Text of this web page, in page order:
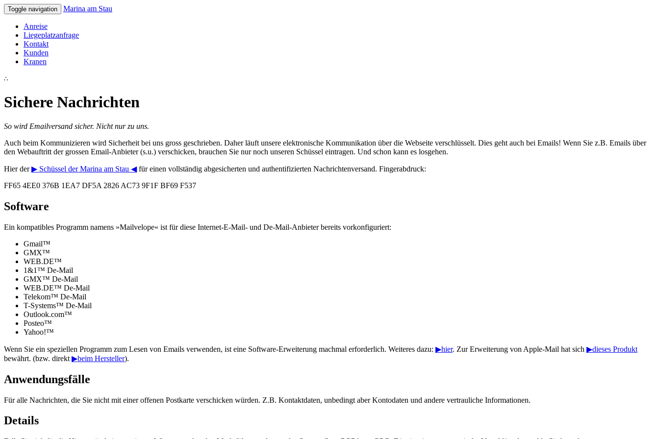
Toggle navigation Marina am Stau
Anreise
Liegeplatzanfrage
Kontakt
Kunden
Kranen
∴
Sichere Nachrichten
So wird Emailversand sicher. Nicht nur zu uns.
Auch beim Kommunizieren wird Sicherheit bei uns gross geschrieben. Daher läuft unsere elektronische Kommunikation über die Webseite verschlüsselt. Dies geht auch bei Emails! Wenn Sie z.B. Emails über
den Webauftritt der grossen Email-Anbieter (s.u.) verschicken, brauchen Sie nur noch unseren Schüssel eintragen. Und schon kann es losgehen.
Hier der▶ Schüssel der Marina am Stau ◀für einen vollständig abgesicherten und authentifizierten Nachrichtenversand. Fingerabdruck:
FF65 4EE0 376B 1EA7 DF5A 2826 AC73 9F1F BF69 F537
Software
Ein kompatibles Programm namens »Mailvelope« ist für diese Internet-E-Mail- und De-Mail-Anbieter bereits vorkonfiguriert:
Gmail™
GMX™
WEB.DE™
1&1™ De-Mail
GMX™ De-Mail
WEB.DE™ De-Mail
Telekom™ De-Mail
T-Systems™ De-Mail
Outlook.com™
Posteo™
Yahoo!™
Wenn Sie ein speziellen Programm zum Lesen von Emails verwenden, ist eine Software-Erweiterung machmal erforderlich. Weiteres dazu: ▶hier. Zur Erweiterung von Apple-Mail hat sich ▶dieses Produkt
bewährt. (bzw. direkt ▶beim Hersteller).
Anwendungsfälle
Für alle Nachrichten, die Sie nicht mit einer offenen Postkarte verschicken würden. Z.B. Kontaktdaten, unbedingt aber Kontodaten und andere vertrauliche Informationen.
Details